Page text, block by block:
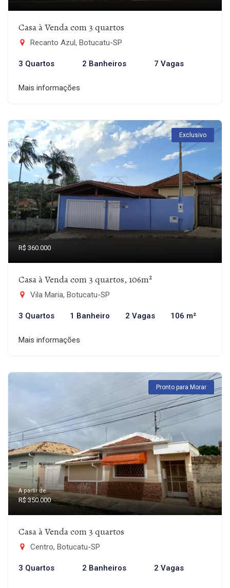
Casa à Venda com 3 quartos
Recanto Azul, Botucatu-SP
3 Quartos 2 Banheiros 7 Vagas
Mais informações
Exclusivo
R$ 360.000
Casa à Venda com 3 quartos, 106m²
Vila Maria, Botucatu-SP
3 Quartos 1 Banheiro 2 Vagas 106 m²
Mais informações
Pronto para Morar
A partir de:
R$ 350.000
Casa à Venda com 3 quartos
Centro, Botucatu-SP
3 Quartos 2 Banheiros 2 Vagas